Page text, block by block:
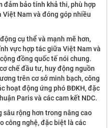
đảm bảo tính khả thi, phù hợp
Nam và đóng góp nhiều
cụ thể và mạnh mẽ hơn,
vực hợp tác giữa Việt Nam và
đồng quốc tế nói chung.
chế đầu tư, huy động nguồn
trên cơ sở minh bạch, công
hoạt động ứng phó BĐKH, đặc
Paris và các cam kết NDC.
sâu rộng hơn trong nâng cao
công nghệ, đặc biệt là các